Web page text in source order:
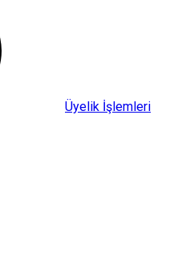
Üyelik İşlemleri